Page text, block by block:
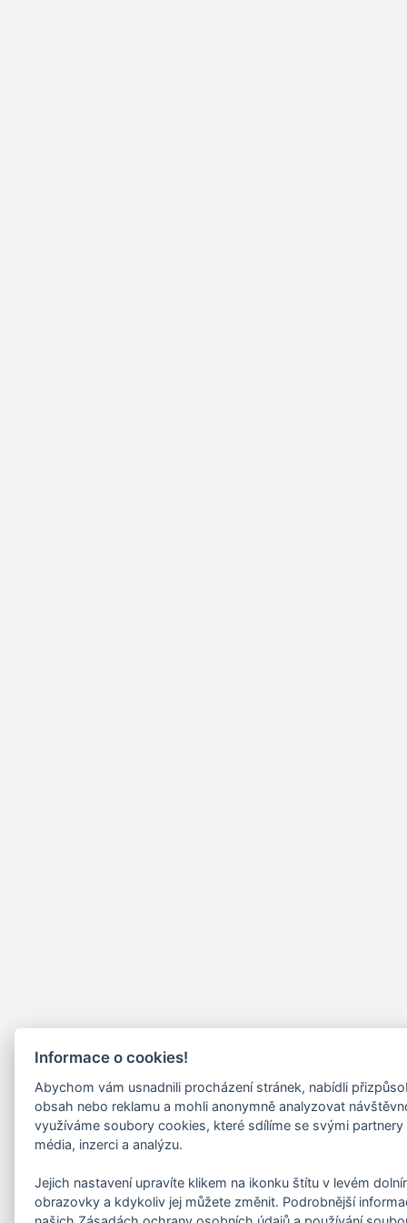
Informace o cookies!
Abychom vám usnadnili procházení stránek, nabídli
obsah nebo reklamu a mohli anonymně analyzovat
využíváme soubory cookies, které sdílíme se svými
média, inzerci a analýzu.
Jejich nastavení upravíte klikem na ikonku štítu v levém
obrazovky a kdykoliv jej můžete změnit. Podrobnější